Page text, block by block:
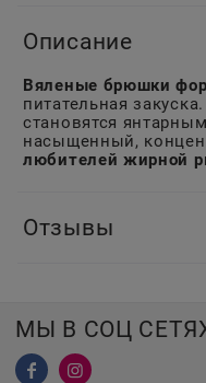
Описание
Вяленые брюшки
питательная
становятся
насыщенный,
любителей жирной
Отзывы
МЫ В СОЦ